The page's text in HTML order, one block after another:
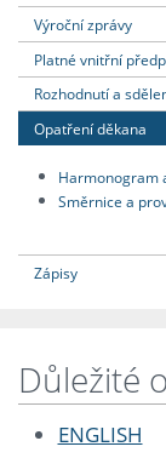
Výroční zprávy
Platné vnitřní
Rozhodnutí a
Opatření děkana
Harmonogram
Směrnice a
Zápisy
Důležité
ENGLISH